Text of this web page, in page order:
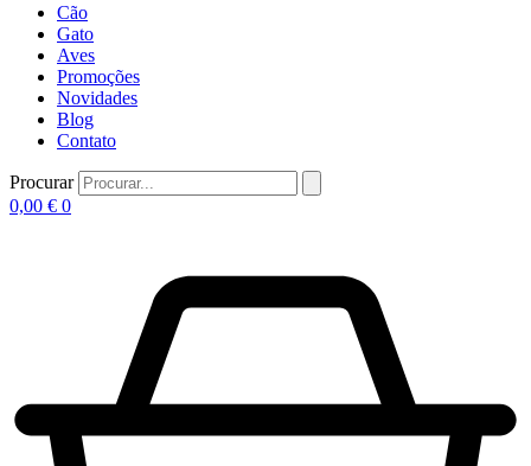
Cão
Gato
Aves
Promoções
Novidades
Blog
Contato
Procurar
0,00 € 0